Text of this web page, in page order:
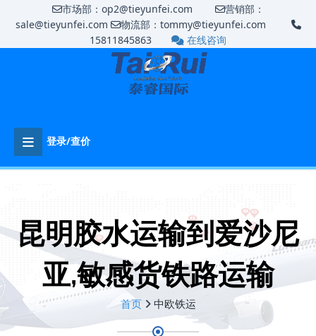
市场部：op2@tieyunfei.com
营销部：
sale@tieyunfei.com
物流部：tommy@tieyunfei.com
15811845863
在线咨询
登录/查价
昆明胶水运输到爱沙尼
亚,敏感货铁路运输
首页 中欧铁运